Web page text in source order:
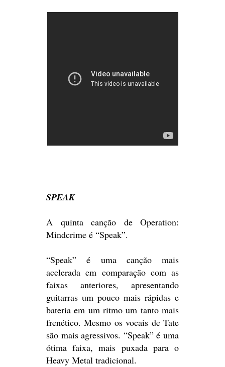
SPEAK
A quinta canção de Operation:
Mindcrime é “Speak”.
“Speak” é uma canção mais
acelerada em comparação com as
faixas anteriores, apresentando
guitarras um pouco mais rápidas e
bateria em um ritmo um tanto mais
frenético. Mesmo os vocais de Tate
são mais agressivos. “Speak” é uma
ótima faixa, mais puxada para o
Heavy Metal tradicional.